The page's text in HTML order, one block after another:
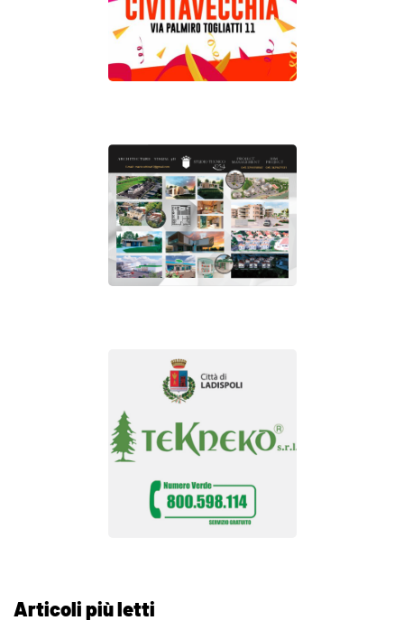
Articoli più letti